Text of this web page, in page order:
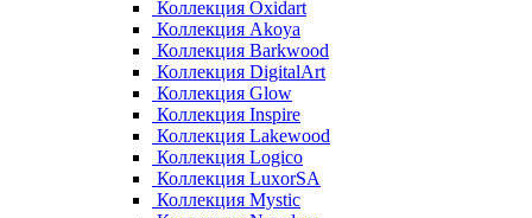
Коллекция Oxidart
Коллекция Akoya
Коллекция Barkwood
Коллекция DigitalArt
Коллекция Glow
Коллекция Inspire
Коллекция Lakewood
Коллекция Logico
Коллекция LuxorSA
Коллекция Mystic